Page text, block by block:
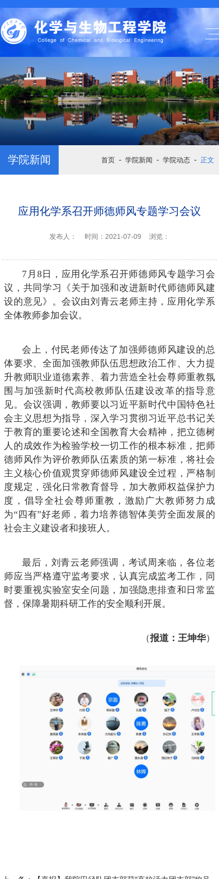
学院新闻 首页 - 学院新闻 - 学院动态 - 正文
应用化学系召开师德师风专题学习会议
发布人： 时间：2021-07-09 浏览：
7 月 8 日，应用化学系召开师德师风专题学习会
议，共同学习《关于加强和改进新时代师德师风建
设的意见》。会议由刘青云老师主持，应用化学系
全体教师参加会议。
会上，付民老师传达了加强师德师风建设的总
体要求、全面加强教师队伍思想政治工作、大力提
升教师职业道德素养、着力营造全社会尊师重教氛
围与加强新时代高校教师队伍建设改革的指导意
见。会议强调，教师要以习近平新时代中国特色社
会主义思想为指导，深入学习贯彻习近平总书记关
于教育的重要论述和全国教育大会精神，把立德树
人的成效作为检验学校一切工作的根本标准，把师
德师风作为评价教师队伍素质的第一标准，将社会
主义核心价值观贯穿师德师风建设全过程，严格制
度规定，强化日常教育督导，加大教师权益保护力
度，倡导全社会尊师重教，激励广大教师努力成
为“四有”好老师，着力培养德智体美劳全面发展的
社会主义建设者和接班人。
最后，刘青云老师强调，考试周来临，各位老
师应当严格遵守监考要求，认真完成监考工作，同
时要重视实验室安全问题，加强隐患排查和日常监
督，保障暑期科研工作的安全顺利开展。
（报道：王坤华）